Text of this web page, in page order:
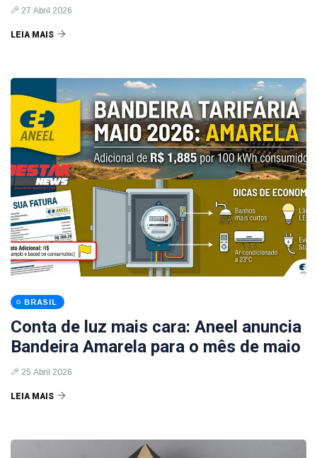
27 Abril 2026
LEIA MAIS
BRASIL
Conta de luz mais cara: Aneel anuncia
Bandeira Amarela para o mês de maio
25 Abril 2026
LEIA MAIS